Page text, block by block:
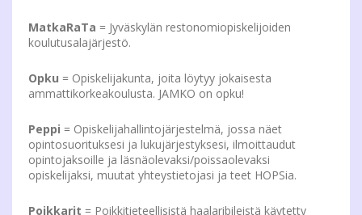
MatkaRaTa = Jyväskylän restonomiopiskelijoiden
koulutusalajärjestö.
Opku = Opiskelijakunta, joita löytyy jokaisesta
ammattikorkeakoulusta. JAMKO on opku!
Peppi = Opiskelijahallintojärjestelmä, jossa näet
opintosuorituksesi ja lukujärjestyksesi, ilmoittaudut
opintojaksoille ja läsnäolevaksi/poissaolevaksi
opiskelijaksi, muutat yhteystietojasi ja teet HOPSia.
Poikkarit = Poikkitieteellisistä haalaribileistä käytetty